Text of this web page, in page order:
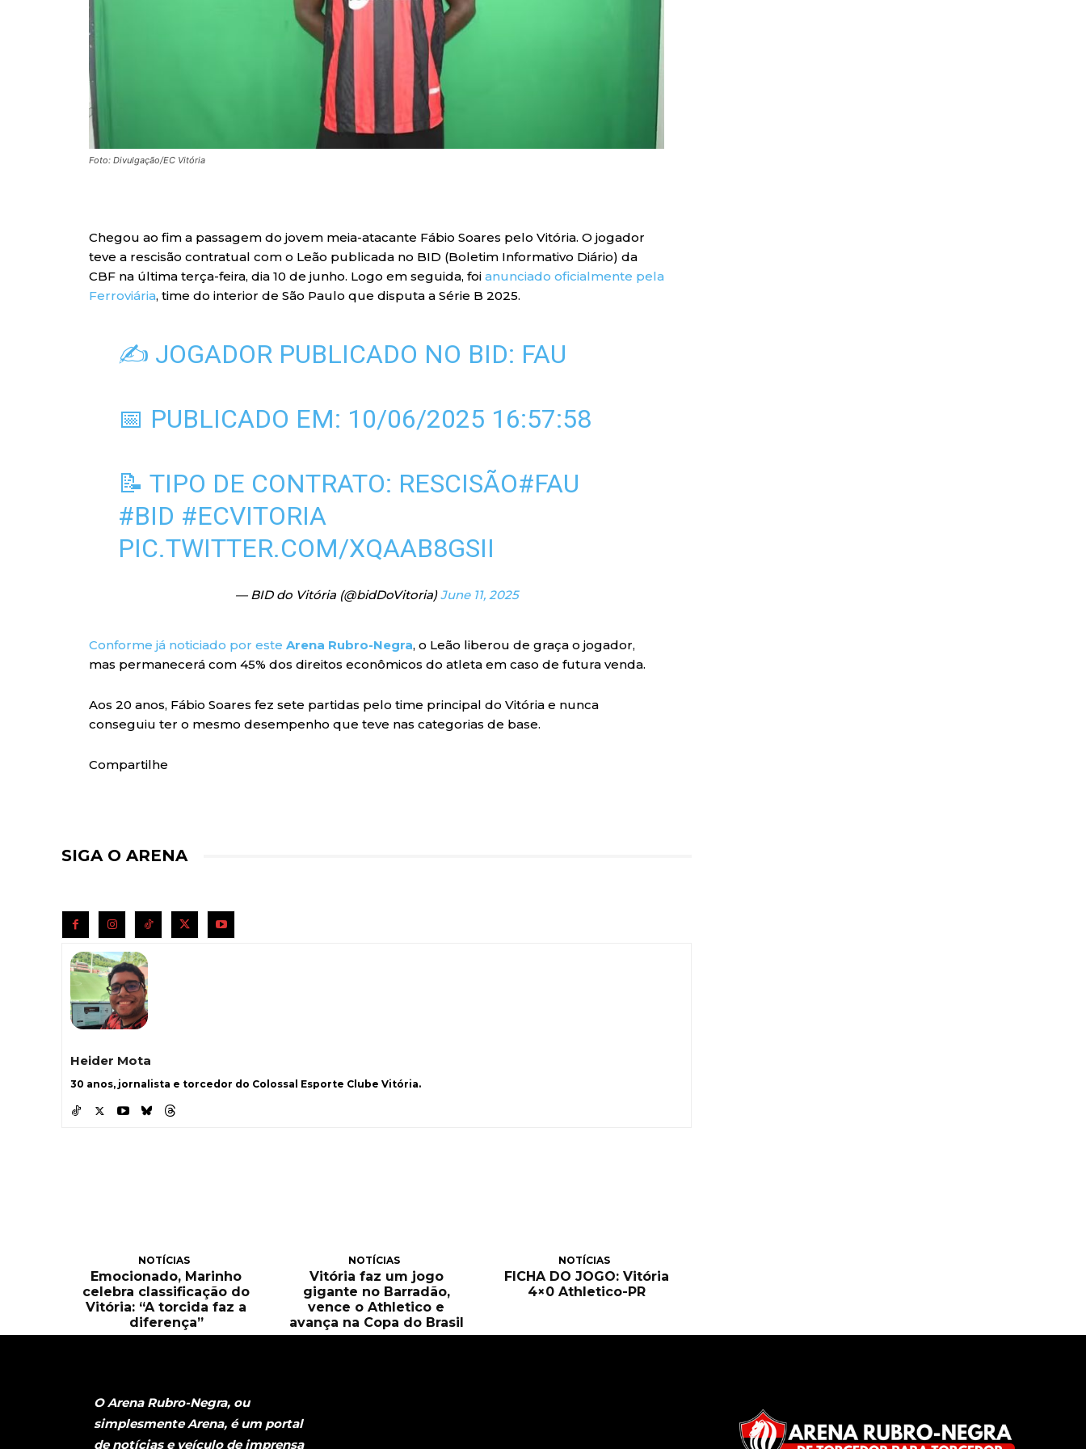
Foto: Divulgação/EC Vitória
Chegou ao fim a passagem do jovem meia-atacante Fábio Soares pelo Vitória. O jogador
teve a rescisão contratual com o Leão publicada no BID (Boletim Informativo Diário) da
CBF na última terça-feira, dia 10 de junho. Logo em seguida, foi anunciado oficialmente pela
Ferroviária, time do interior de São Paulo que disputa a Série B 2025.
✍️ JOGADOR PUBLICADO NO BID: FAU
📅 PUBLICADO EM: 10/06/2025 16:57:58
📝 TIPO DE CONTRATO: RESCISÃO#FAU
#BID #ECVITORIA
PIC.TWITTER.COM/XQAAB8GSII
— BID do Vitória (@bidDoVitoria)June 11, 2025
Conforme já noticiado por este Arena Rubro-Negra, o Leão liberou de graça o jogador,
mas permanecerá com 45% dos direitos econômicos do atleta em caso de futura venda.
Aos 20 anos, Fábio Soares fez sete partidas pelo time principal do Vitória e nunca
conseguiu ter o mesmo desempenho que teve nas categorias de base.
Compartilhe
SIGA O ARENA
Heider Mota
30 anos, jornalista e torcedor do Colossal Esporte Clube Vitória.
NOTÍCIAS
Emocionado, Marinho
celebra classificação do
Vitória: “A torcida faz a
diferença”
NOTÍCIAS
Vitória faz um jogo
gigante no Barradão,
vence o Athletico e
avança na Copa do Brasil
NOTÍCIAS
FICHA DO JOGO: Vitória
4×0 Athletico-PR
O Arena Rubro-Negra, ou
simplesmente Arena, é um portal
de notícias e veículo de imprensa